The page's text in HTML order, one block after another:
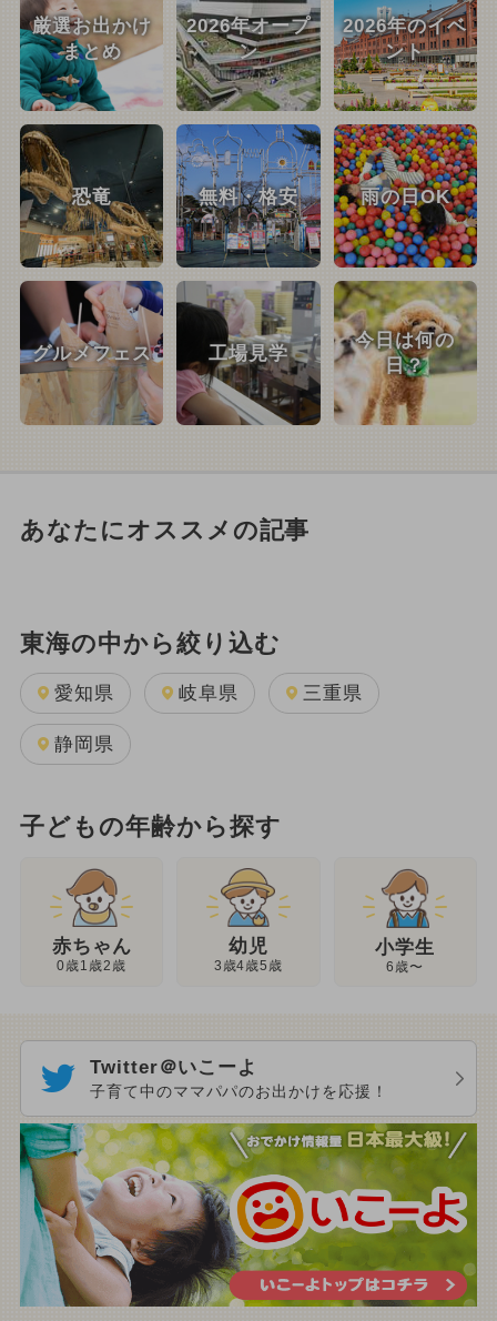
厳選お出かけ
まとめ
2026年オープ
ン
2026年のイベ
ント
恐竜 無料・格安 雨の日OK
グルメフェス 工場見学
今日は何の
日？
あなたにオススメの記事
東海の中から絞り込む
愛知県 岐阜県 三重県
静岡県
子どもの年齢から探す
赤ちゃん
0歳1歳2歳
幼児
3歳4歳5歳
小学生
6歳〜
Twitter＠いこーよ
子育て中のママパパのお出かけを応援！